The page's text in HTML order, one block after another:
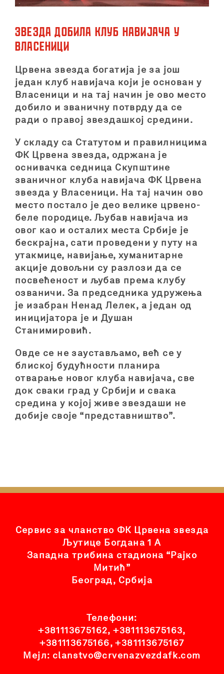
Звезда добила клуб навијача у
Власеници
Црвена звезда богатија је за још
један клуб навијача који је основан у
Власеници и на тај начин је ово место
добило и званичну потврду да се
ради о правој звездашкој средини.
У складу са Статутом и правилницима
ФК Црвена звезда, одржана је
оснивачка седница Скупштине
званичног клуба навијача ФК Црвена
звезда у Власеници. На тај начин ово
место постало је део велике црвено-
беле породице. Љубав навијача из
овог као и осталих места Србије је
бескрајна, сати проведени у путу на
утакмице, навијање, хуманитарне
акције довољни су разлози да се
посвећеност и љубав према клубу
озваничи. За председника удружења
је изабран Ненад Лелек, а један од
иницијатора је и Душан
Станимировић.
Овде се не заустављамо, већ се у
блиској будућности планира
отварање новог клуба навијача, све
док сваки град у Србији и свака
средина у којој живе звездаши не
добије своје “представништво”.
Сервис за чланство ФК Црвена звезда
Љутице Богдана 1 А
Западна трибина стадиона “Рајко
Митић”
Београд, Србија
Телефони:
+381113675162,+381113675163,
+381113675166,+381113675167
Мејл: clanstvo@crvenazvezdafk.com